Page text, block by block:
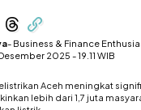
- Business & Finance
2025 - 19.11 WIB
Aceh meningkat
lebih dari 1,7 juta